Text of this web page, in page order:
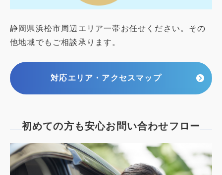
静岡県浜松市周辺エリア一帯お任せください。その
他地域でもご相談承ります。
対応エリア・アクセスマップ
初めての方も安心お問い合わせフロー